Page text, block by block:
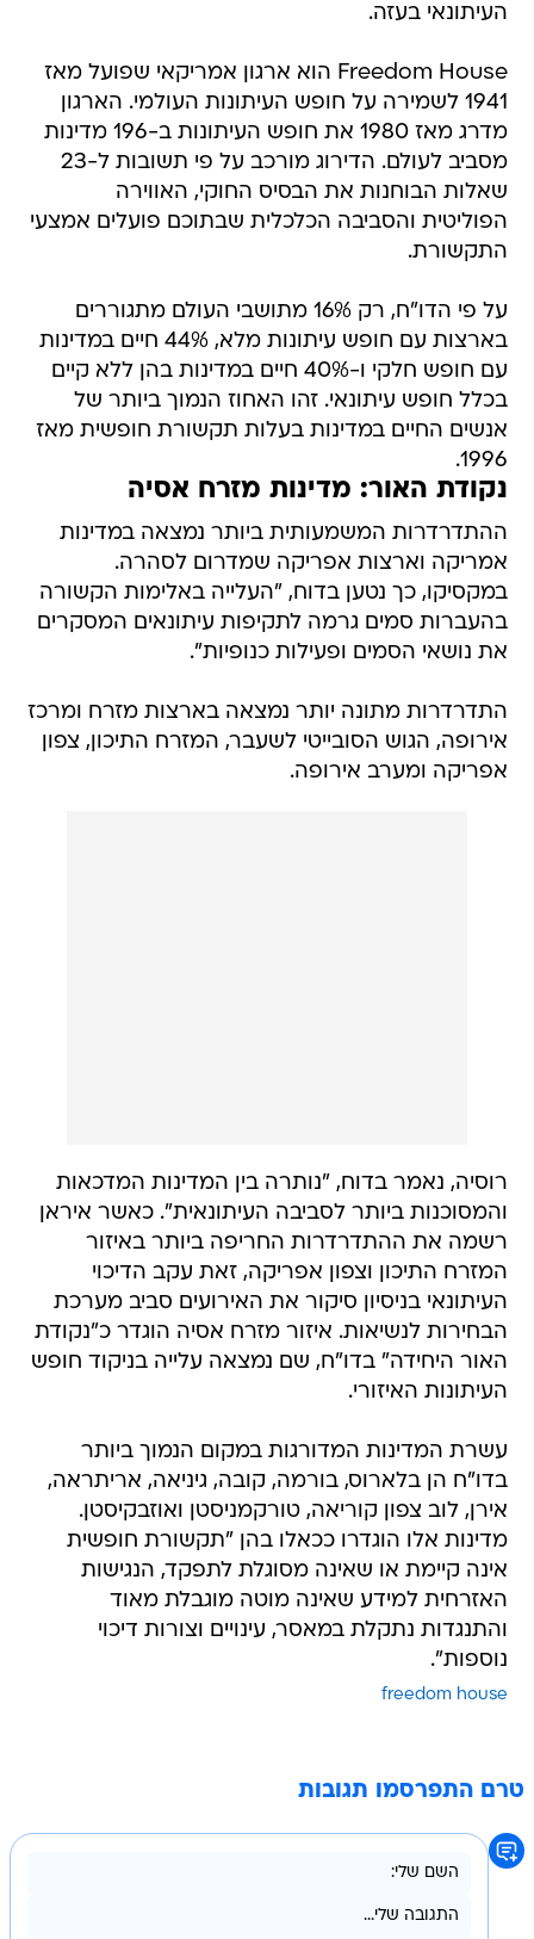
העיתונאי בעזה.
Freedom House הוא ארגון אמריקאי שפועל מאז
1941 לשמירה על חופש העיתונות העולמי. הארגון
מדרג מאז 1980 את חופש העיתונות ב-196 מדינות
מסביב לעולם. הדירוג מורכב על פי תשובות ל-23
שאלות הבוחנות את הבסיס החוקי, האווירה
הפוליטית והסביבה הכלכלית שבתוכם פועלים אמצעי
התקשורת.
על פי הדו"ח, רק 16% מתושבי העולם מתגוררים
בארצות עם חופש עיתונות מלא, 44% חיים במדינות
עם חופש חלקי ו-40% חיים במדינות בהן ללא קיים
בכלל חופש עיתונאי. זהו האחוז הנמוך ביותר של
אנשים החיים במדינות בעלות תקשורת חופשית מאז
1996.
נקודת האור: מדינות מזרח אסיה
ההתדרדרות המשמעותית ביותר נמצאה במדינות
אמריקה וארצות אפריקה שמדרום לסהרה.
במקסיקו, כך נטען בדוח, "העלייה באלימות הקשורה
בהעברות סמים גרמה לתקיפות עיתונאים המסקרים
את נושאי הסמים ופעילות כנופיות".
התדרדרות מתונה יותר נמצאה בארצות מזרח ומרכז
אירופה, הגוש הסובייטי לשעבר, המזרח התיכון, צפון
אפריקה ומערב אירופה.
רוסיה, נאמר בדוח, "נותרה בין המדינות המדכאות
והמסוכנות ביותר לסביבה העיתונאית". כאשר איראן
רשמה את ההתדרדרות החריפה ביותר באיזור
המזרח התיכון וצפון אפריקה, זאת עקב הדיכוי
העיתונאי בניסיון סיקור את האירועים סביב מערכת
הבחירות לנשיאות. איזור מזרח אסיה הוגדר כ"נקודת
האור היחידה" בדו"ח, שם נמצאה עלייה בניקוד חופש
העיתונות האיזורי.
עשרת המדינות המדורגות במקום הנמוך ביותר
בדו"ח הן בלארוס, בורמה, קובה, גיניאה, אריתראה,
אירן, לוב צפון קוריאה, טורקמניסטן ואוזבקיסטן.
מדינות אלו הוגדרו ככאלו בהן "תקשורת חופשית
אינה קיימת או שאינה מסוגלת לתפקד, הנגישות
האזרחית למידע שאינה מוטה מוגבלת מאוד
והתנגדות נתקלת במאסר, עינויים וצורות דיכוי
נוספות".
freedom house
טרם התפרסמו תגובות